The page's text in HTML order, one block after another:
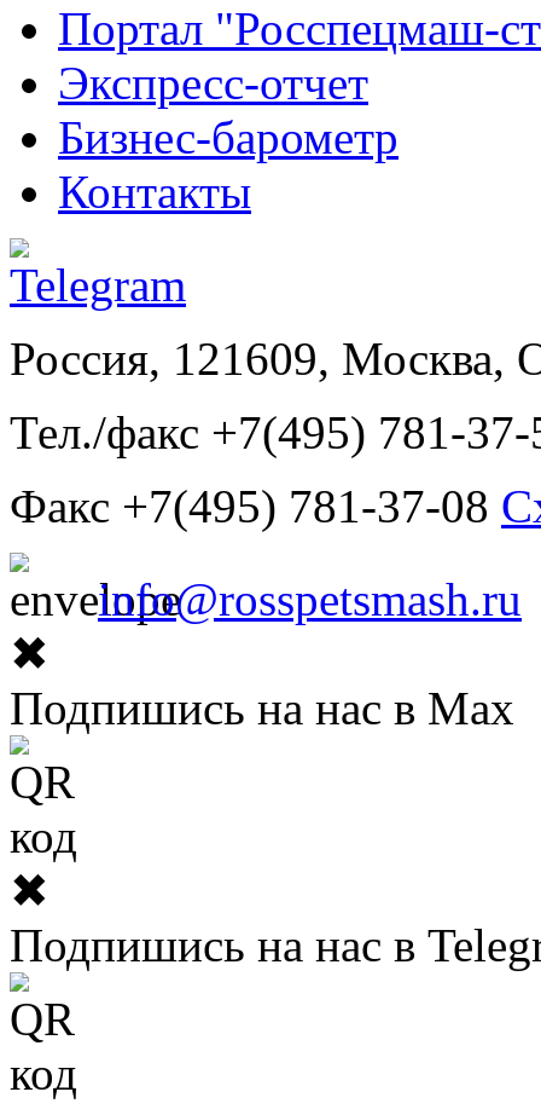
Портал "Росспецмаш-
Экспресс-отчет
Бизнес-барометр
Контакты
Россия, 121609, Москва,
Тел./факс +7(495) 781-37-
Факс +7(495) 781-37-08
info@rosspetsmash.ru
✖
Подпишись на нас в Max
✖
Подпишись на нас в